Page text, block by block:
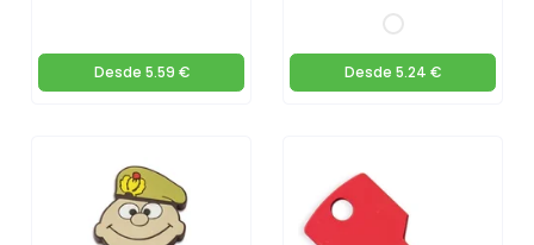
Desde 5.59 € Desde 5.24 €